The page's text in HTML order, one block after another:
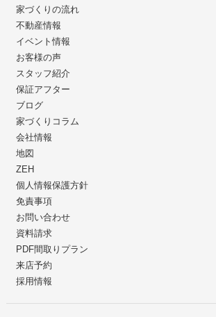
家づくりの流れ
不動産情報
イベント情報
お客様の声
スタッフ紹介
保証アフター
ブログ
家づくりコラム
会社情報
地図
ZEH
個人情報保護方針
免責事項
お問い合わせ
資料請求
PDF間取りプラン
来店予約
採用情報